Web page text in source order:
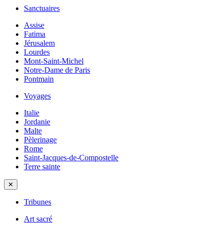
Sanctuaires
Assise
Fatima
Jérusalem
Lourdes
Mont-Saint-Michel
Notre-Dame de Paris
Pontmain
Voyages
Italie
Jordanie
Malte
Pèlerinage
Rome
Saint-Jacques-de-Compostelle
Terre sainte
✕
Tribunes
Art sacré